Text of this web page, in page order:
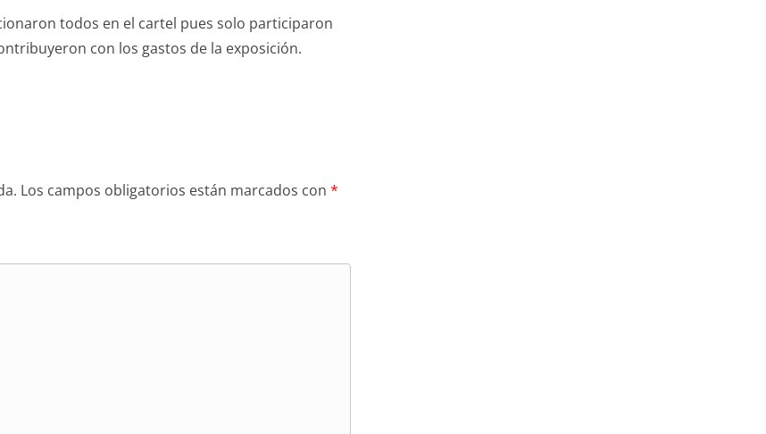
todos en el cartel pues solo participaron
con los gastos de la exposición.
Los campos obligatorios están marcados con *